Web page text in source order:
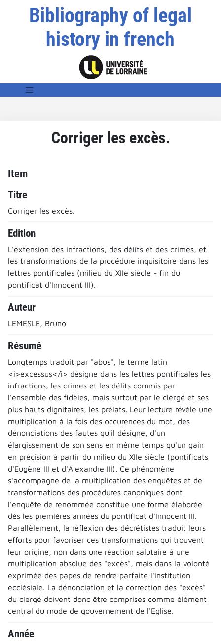
Bibliography of legal
history in french
Corriger les excès.
Item
Titre
Corriger les excès.
Edition
L'extension des infractions, des délits et des crimes, et
les transformations de la procédure inquisitoire dans les
lettres pontificales (milieu du XIIe siècle - fin du
pontificat d'Innocent III).
Auteur
LEMESLE, Bruno
Résumé
Longtemps traduit par "abus", le terme latin
<i>excessus</i> désigne dans les lettres pontificales les
infractions, les crimes et les délits commis par
l'ensemble des fidèles, mais surtout par le clergé et ses
plus hauts dignitaires, les prélats. Leur lecture révèle une
multiplication à la fois des occurences du mot, des
dénonciations des fautes qu'il désigne, d'un
élargissement de son sens en même temps qu'un gain
en précision à partir du milieu du XIIe siècle (pontificats
d'Eugène III et d'Alexandre III). Ce phénomène
s'accompagne de la multiplication des enquêtes et de
transformations des procédures canoniques dont
l'enquête de renommée constitue une forme élaborée
dès les premières années du pontificat d'Innocent III.
Parallèlement, la réflexion des décrétistes traduit leurs
efforts pour favoriser ces transformations qui trouvent
leur origine, non dans une réaction salutaire à une
multiplication absolue des "excès", mais dans la volonté
exprimée des papes de rendre parfaite l'institution
ecclésiale. La dénonciation et la correction des "excès"
du clergé doivent donc être comprises comme élément
central du mode de gouvernement de l'Eglise.
Année